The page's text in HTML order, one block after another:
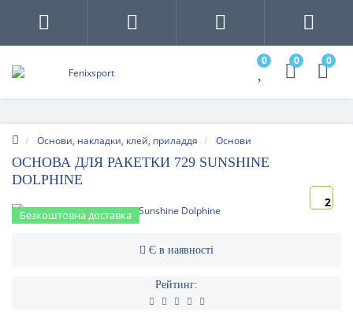
0 0 0
Основи, накладки, клей, приладдя Основи
ОСНОВА ДЛЯ РАКЕТКИ 729 SUNSHINE
DOLPHINE
Безкоштовна доставка
2
Є в наявності
Рейтинг: